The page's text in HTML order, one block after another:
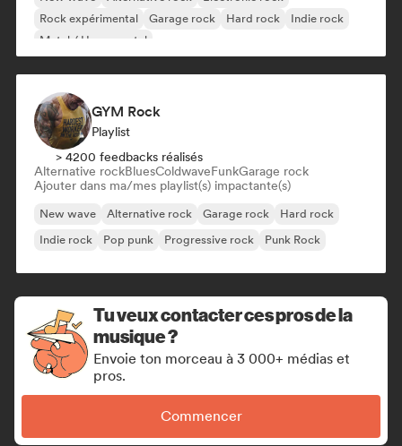
Rock expérimental
Garage rock Hard rock
Indie rock
Metal / Heavy metal
GYM Rock
Playlist
> 4200 feedbacks réalisés
Alternative rockBluesColdwaveFunkGarage rock
Ajouter dans ma/mes playlist(s) impactante(s)
New wave Alternative rock Garage rock
Hard rock
Indie rock
Pop punk Progressive rock Punk Rock
Tu veux contacter ces pros de la
musique ?
Envoie ton morceau à 3 000+ médias et
pros.
Commencer